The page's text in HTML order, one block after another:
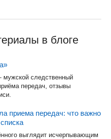
в блоге
следственный
передач, отзывы
приема передач: что важно
выглядит исчерпывающим